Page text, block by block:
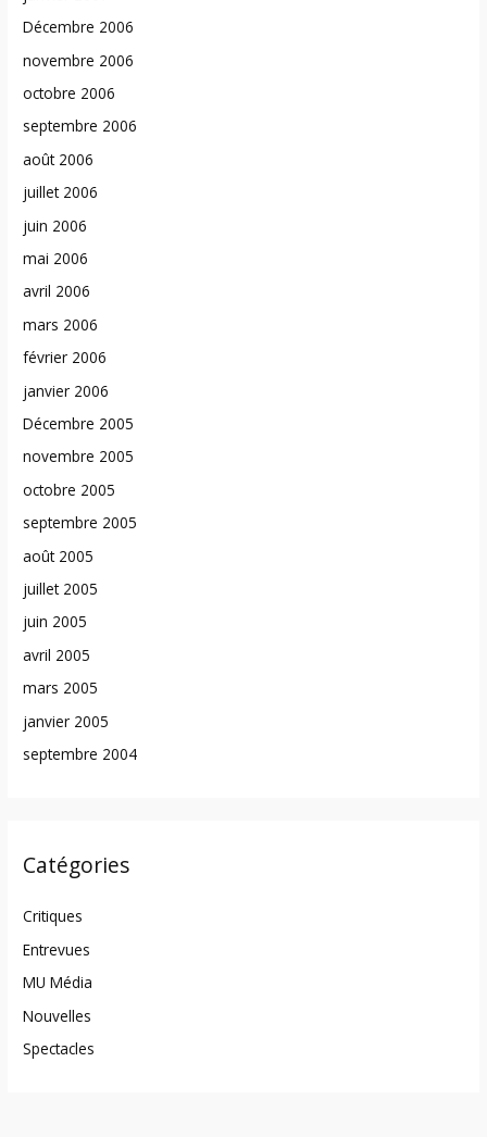
Décembre 2006
novembre 2006
octobre 2006
septembre 2006
août 2006
juillet 2006
juin 2006
mai 2006
avril 2006
mars 2006
février 2006
janvier 2006
Décembre 2005
novembre 2005
octobre 2005
septembre 2005
août 2005
juillet 2005
juin 2005
avril 2005
mars 2005
janvier 2005
septembre 2004
Catégories
Critiques
Entrevues
MU Média
Nouvelles
Spectacles